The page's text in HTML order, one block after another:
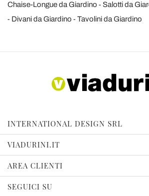
Chaise-Longue da Giardino
Salotti da
Divani da Giardino
Tavolini da Giardino
INTERNATIONAL DESIGN SRL
VIADURINI.IT
AREA CLIENTI
SEGUICI SU